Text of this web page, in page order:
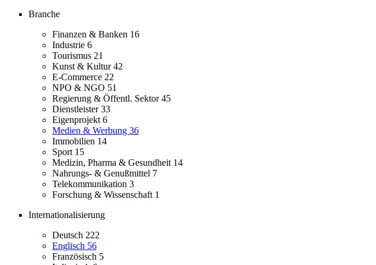
Branche
Finanzen & Banken 16
Industrie 6
Tourismus 21
Kunst & Kultur42
E-Commerce 22
NPO & NGO 51
Regierung & Öffentl. Sektor45
Dienstleister33
Eigenprojekt 6
Medien & Werbung 36
Immobilien 14
Sport 15
Medizin, Pharma & Gesundheit 14
Nahrungs- & Genußmittel 7
Telekommunikation 3
Forschung & Wissenschaft 1
Internationalisierung
Deutsch 222
Englisch 56
Französisch 5